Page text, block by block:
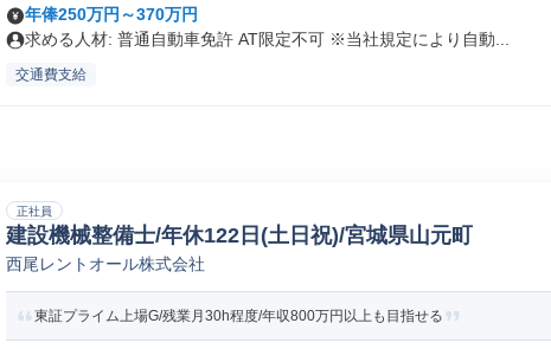
年俸250万円～370万円
求める人材: 普通自動車免許 AT限定不可 ※当社規定により自動...
交通費支給
正社員
建設機械整備士/年休122日(土日祝)/宮城県山元町
西尾レントオール株式会社
東証プライム上場G/残業月30h程度/年収800万円以上も目指せる